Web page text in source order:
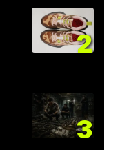
2
3